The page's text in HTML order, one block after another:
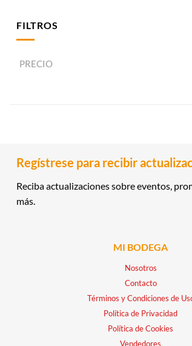
FILTROS
PRECIO
Regístrese para recibir
Reciba actualizaciones sobre eventos,
más.
MI BODEGA
Nosotros
Contacto
Términos y Condiciones de
Política de Privacidad
Política de Cookies
Vendedores